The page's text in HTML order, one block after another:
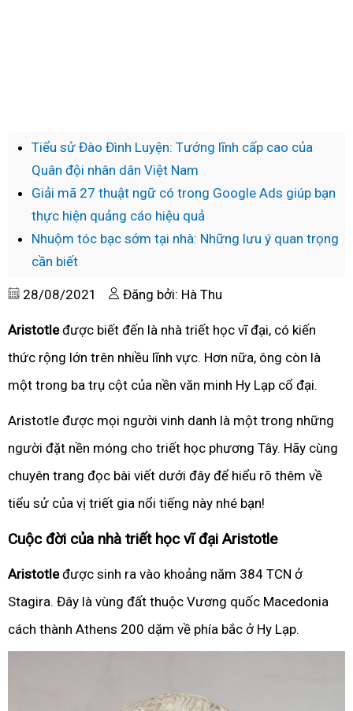
Tiểu sử Đào Đình Luyện: Tướng lĩnh cấp cao của
Quân đội nhân dân Việt Nam
Giải mã 27 thuật ngữ có trong Google Ads giúp bạn
thực hiện quảng cáo hiệu quả
Nhuộm tóc bạc sớm tại nhà: Những lưu ý quan trọng
cần biết
28/08/2021 Đăng bởi: Hà Thu
Aristotleđược biết đến là nhà triết học vĩ đại, có kiến
thức rộng lớn trên nhiều lĩnh vực. Hơn nữa, ông còn là
một trong ba trụ cột của nền văn minh Hy Lạp cổ đại.
Aristotle được mọi người vinh danh là một trong những
người đặt nền móng cho triết học phương Tây. Hãy cùng
chuyên trang đọc bài viết dưới đây để hiểu rõ thêm về
tiểu sử của vị triết gia nổi tiếng này nhé bạn!
Cuộc đời của nhà triết học vĩ đại Aristotle
Aristotleđược sinh ra vào khoảng năm 384 TCN ở
Stagira. Đây là vùng đất thuộc Vương quốc Macedonia
cách thành Athens 200 dặm về phía bắc ở Hy Lạp.